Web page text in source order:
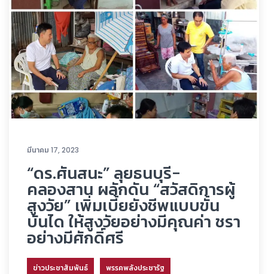
มีนาคม 17, 2023
“ดร.ศันสนะ” ลุยธนบุรี-
คลองสาน ผลักดัน “สวัสดิการผู้
สูงวัย” เพิ่มเบี้ยยังชีพแบบขั้น
บันได ให้สูงวัยอย่างมีคุณค่า ชรา
อย่างมีศักดิ์ศรี
ข่าวประชาสัมพันธ์ พรรคพลังประชารัฐ